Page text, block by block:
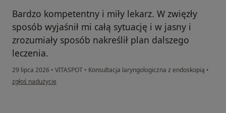
Bardzo kompetentny i miły lekarz. W zwięzły
sposób wyjaśnił mi całą sytuację i w jasny i
zrozumiały sposób nakreślił plan dalszego
leczenia.
29 lipca 2026 • VITASPOT • Konsultacja laryngologiczna z endoskopią •
w opinii użytkownika Piotr
zgłoś nadużycie